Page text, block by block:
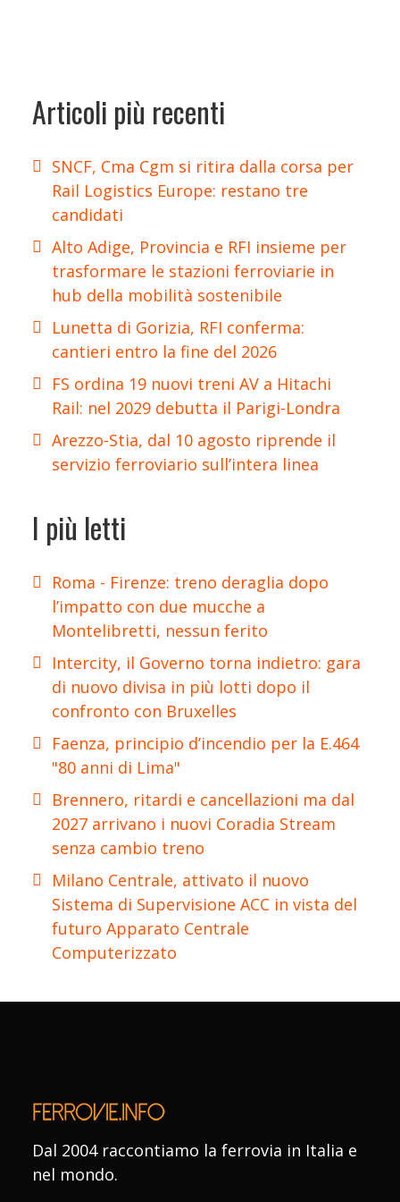
Articoli più recenti
SNCF, Cma Cgm si ritira dalla corsa per
Rail Logistics Europe: restano tre
candidati
Alto Adige, Provincia e RFI insieme per
trasformare le stazioni ferroviarie in
hub della mobilità sostenibile
Lunetta di Gorizia, RFI conferma:
cantieri entro la fine del 2026
FS ordina 19 nuovi treni AV a Hitachi
Rail: nel 2029 debutta il Parigi-Londra
Arezzo-Stia, dal 10 agosto riprende il
servizio ferroviario sull’intera linea
I più letti
Roma - Firenze: treno deraglia dopo
l’impatto con due mucche a
Montelibretti, nessun ferito
Intercity, il Governo torna indietro: gara
di nuovo divisa in più lotti dopo il
confronto con Bruxelles
Faenza, principio d’incendio per la E.464
"80 anni di Lima"
Brennero, ritardi e cancellazioni ma dal
2027 arrivano i nuovi Coradia Stream
senza cambio treno
Milano Centrale, attivato il nuovo
Sistema di Supervisione ACC in vista del
futuro Apparato Centrale
Computerizzato
Dal 2004 raccontiamo la ferrovia in Italia e
nel mondo.